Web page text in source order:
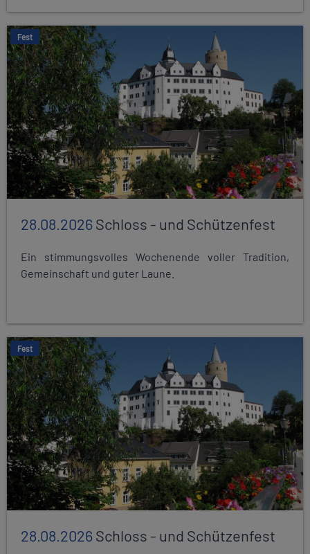
Fest
28.08.2026Schloss - und Schützenfest
Ein stimmungsvolles Wochenende voller Tradition,
Gemeinschaft und guter Laune.
Fest
28.08.2026Schloss - und Schützenfest